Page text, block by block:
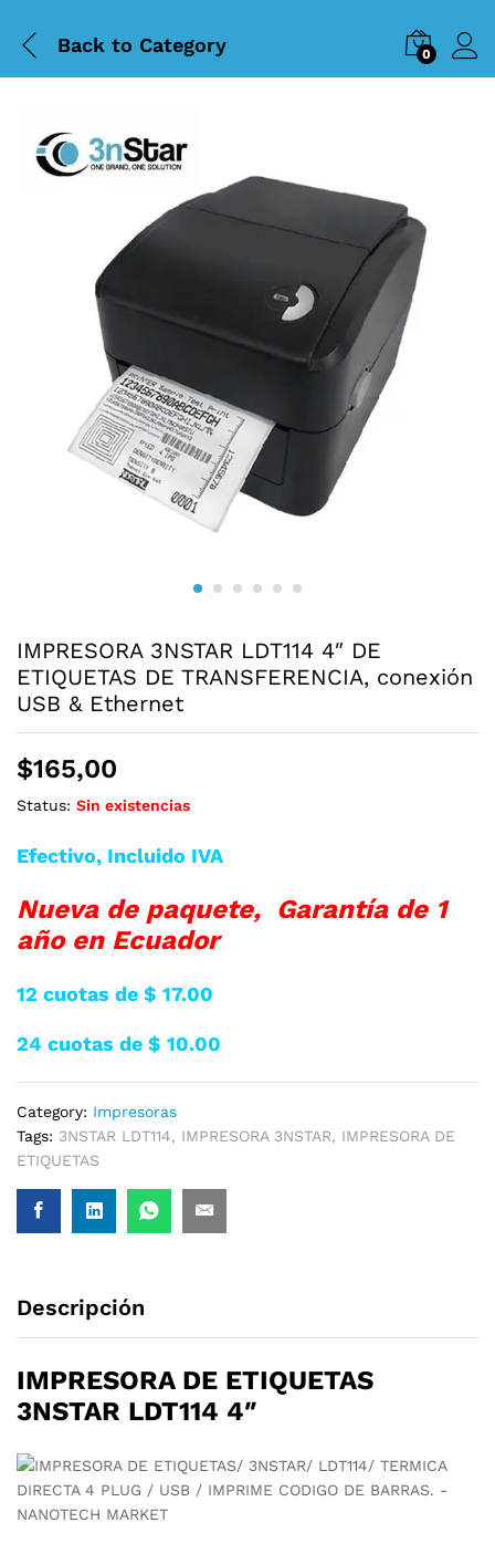
Back to Category 0
IMPRESORA 3NSTAR LDT114 4″ DE
ETIQUETAS DE TRANSFERENCIA, conexión
USB & Ethernet
$165,00
Status: Sin existencias
Efectivo, Incluido IVA
Nueva de paquete, Garantía de 1
año en Ecuador
12 cuotas de $ 17.00
24 cuotas de $ 10.00
Category: Impresoras
Tags: 3NSTAR LDT114, IMPRESORA 3NSTAR, IMPRESORA DE
ETIQUETAS
Descripción
IMPRESORA DE ETIQUETAS
3NSTAR LDT114 4″